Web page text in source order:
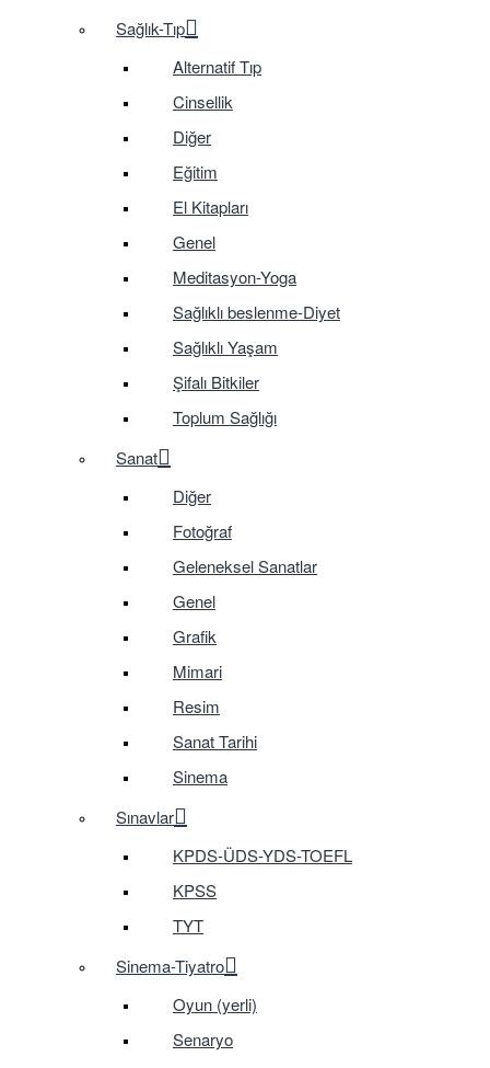
Sağlık-Tıp
Alternatif Tıp
Cinsellik
Diğer
Eğitim
El Kitapları
Genel
Meditasyon-Yoga
Sağlıklı beslenme-Diyet
Sağlıklı Yaşam
Şifalı Bitkiler
Toplum Sağlığı
Sanat
Diğer
Fotoğraf
Geleneksel Sanatlar
Genel
Grafik
Mimari
Resim
Sanat Tarihi
Sinema
Sınavlar
KPDS-ÜDS-YDS-TOEFL
KPSS
TYT
Sinema-Tiyatro
Oyun (yerli)
Senaryo